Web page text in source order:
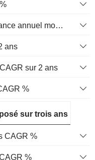
Dépôts totaux, taux de croissance annuel moyen sur 2 ans %.
ans
sur 2 ans
%
sur trois ans
CAGR %
%